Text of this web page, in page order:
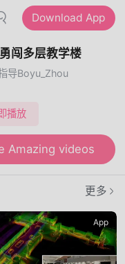
Download App
闯多层教学楼
导Boyu_Zhou
播放
Amazing videos
Open the App to send Danmu and watch videos together
更多
App